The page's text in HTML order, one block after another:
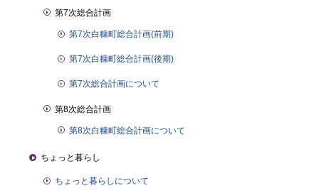
第7次総合計画
第7次白糠町総合計画(前期)
第7次白糠町総合計画(後期)
第7次総合計画について
第8次総合計画
第8次白糠町総合計画について
ちょっと暮らし
ちょっと暮らしについて